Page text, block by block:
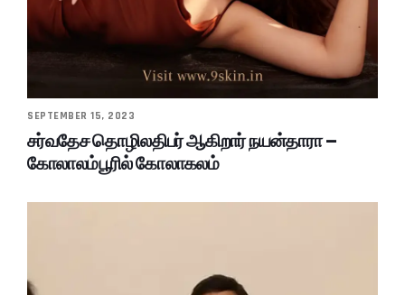
SEPTEMBER 15, 2023
சர்வதேச தொழிலதிபர் ஆகிறார் நயன்தாரா –
கோலாலம்பூரில் கோலாகலம்